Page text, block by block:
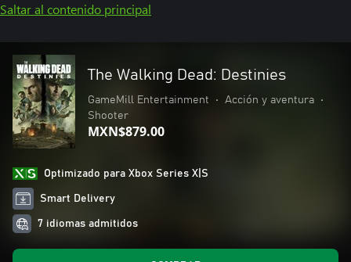
Saltar al contenido principal
The Walking Dead: Destinies
GameMill Entertainment • Acción y aventura
•
Shooter
MXN$879.00
Optimizado para Xbox Series X|S
Smart Delivery
7 idiomas admitidos